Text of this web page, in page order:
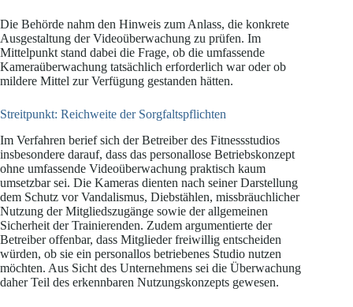
Die Behörde nahm den Hinweis zum Anlass, die konkrete
Ausgestaltung der Videoüberwachung zu prüfen. Im
Mittelpunkt stand dabei die Frage, ob die umfassende
Kameraüberwachung tatsächlich erforderlich war oder ob
mildere Mittel zur Verfügung gestanden hätten.
Streitpunkt: Reichweite der Sorgfaltspflichten
Im Verfahren berief sich der Betreiber des Fitnessstudios
insbesondere darauf, dass das personallose Betriebskonzept
ohne umfassende Videoüberwachung praktisch kaum
umsetzbar sei. Die Kameras dienten nach seiner Darstellung
dem Schutz vor Vandalismus, Diebstählen, missbräuchlicher
Nutzung der Mitgliedszugänge sowie der allgemeinen
Sicherheit der Trainierenden. Zudem argumentierte der
Betreiber offenbar, dass Mitglieder freiwillig entscheiden
würden, ob sie ein personallos betriebenes Studio nutzen
möchten. Aus Sicht des Unternehmens sei die Überwachung
daher Teil des erkennbaren Nutzungskonzepts gewesen.